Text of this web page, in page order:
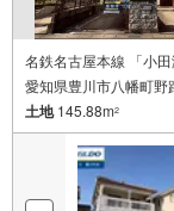
名鉄名古屋本線 「小
愛知県豊川市八幡町野
土地145.88m2